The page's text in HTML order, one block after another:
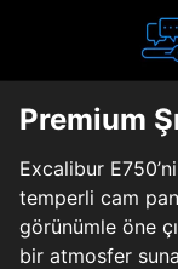
Premium
Excalibur
temperli cam
görünümle öne
bir atmosfer